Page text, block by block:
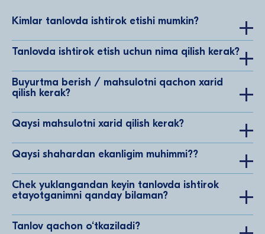
23.06.2026
+998 (***) *** 5556
Подарочный набор Lactoflorene®
Saidova Mohinur
+998 (***) *** 0003
Подарочный набор Lactoflorene®
Mamatov Islom
+998 (***) *** 4040
Подгузники Offspring®
Парманова Мехрибон
23.06.2026
Подгузники Offspring®
Shukurov Shaxrom
23.06.2026
Подгузники Offspring®
Kimlar tanlovda ishtirok etishi mumkin?
Tanlovda ishtirok etish uchun nima qilish kerak?
Buyurtma berish / mahsulotni qachon xarid
qilish kerak?
Qaysi mahsulotni xarid qilish kerak?
Qaysi shahardan ekanligim muhimmi??
Chek yuklangandan keyin tanlovda ishtirok
etayotganimni qanday bilaman?
Tanlov qachon o‘tkaziladi?